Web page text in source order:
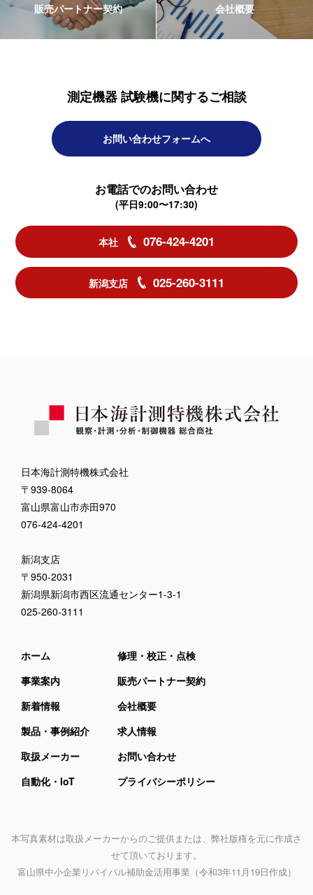
販売パートナー契約 会社概要
測定機器 試験機に関するご相談
お問い合わせフォームへ
お電話でのお問い合わせ
(平日9:00〜17:30)
本社 076-424-4201
新潟支店 025-260-3111
日本海計測特機株式会社
〒939-8064
富山県富山市赤田970
076-424-4201
新潟支店
〒950-2031
新潟県新潟市西区流通センター1-3-1
025-260-3111
ホーム
事業案内
新着情報
製品・事例紹介
取扱メーカー
自動化・IoT
修理・校正・点検
販売パートナー契約
会社概要
求人情報
お問い合わせ
プライバシーポリシー
本写真素材は取扱メーカーからのご提供または、弊社版権を元に作成さ
せて頂いております。
富山県中小企業リバイバル補助金活用事業 （令和3年11月19日作成）